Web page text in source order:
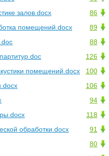
86
залов.docx
89
помещений.docx
88
126
100
помещений.docx
106
94
118
91
обработки.docx
80